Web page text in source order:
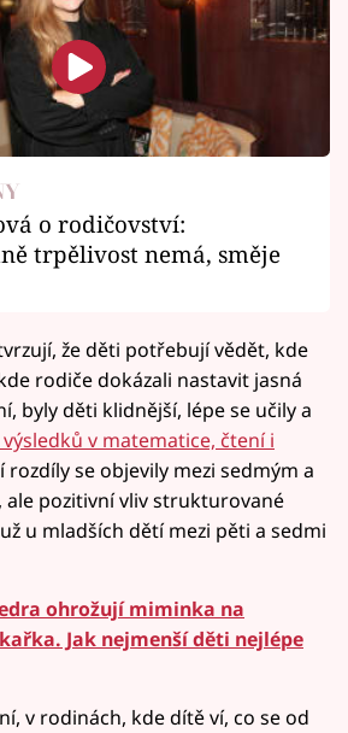
o rodičovství:
trpělivost nemá, směje
že děti potřebují vědět, kde
rodiče dokázali nastavit jasná
byly děti klidnější, lépe se učily a
v matematice, čtení i
rozdíly se objevily mezi sedmým a
ale pozitivní vliv strukturované
u mladších dětí mezi pěti a sedmi
ohrožují miminka na
Jak nejmenší děti nejlépe
v rodinách, kde dítě ví, co se od